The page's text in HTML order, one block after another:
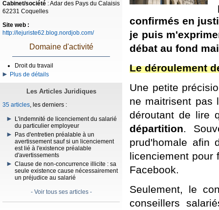
Cabinet/société : Adar des Pays du Calaisis
62231 Coquelles
Site web :
http://lejuriste62.blog.nordjob.com/
Domaine d'activité
Droit du travail
Plus de détails
Les Articles Juridiques
35 articles, les derniers :
L'indemnité de licenciement du salarié
du particulier employeur
Pas d'entretien préalable à un
avertissement sauf si un licenciement
est lié à l'existence préalable
d'avertissements
Clause de non-concurrence illicite : sa
seule existence cause nécessairement
un préjudice au salarié
- Voir tous ses articles -
confirmés en
je puis
débat au fond
Le déroulement
Une petite
ne maitrisent pas
déroutant de lire
départition.
prud'homale afin
licenciement pour
Facebook.
Seulement, le
conseillers